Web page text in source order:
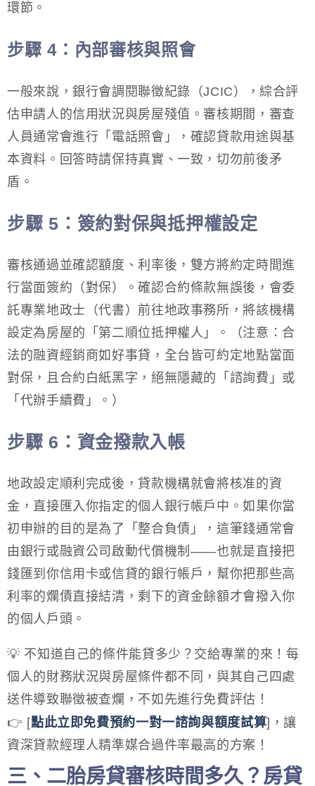
環節。
步驟 4：內部審核與照會
一般來說，銀行會調閱聯徵紀錄（JCIC），綜合評
估申請人的信用狀況與房屋殘值。審核期間，審查
人員通常會進行「電話照會」，確認貸款用途與基
本資料。回答時請保持真實、一致，切勿前後矛
盾。
步驟 5：簽約對保與抵押權設定
審核通過並確認額度、利率後，雙方將約定時間進
行當面簽約（對保）。確認合約條款無誤後，會委
託專業地政士（代書）前往地政事務所，將該機構
設定為房屋的「第二順位抵押權人」。（注意：合
法的融資經銷商如好事貸，全台皆可約定地點當面
對保，且合約白紙黑字，絕無隱藏的「諮詢費」或
「代辦手續費」。）
步驟 6：資金撥款入帳
地政設定順利完成後，貸款機構就會將核准的資
金，直接匯入你指定的個人銀行帳戶中。如果你當
初申辦的目的是為了「整合負債」，這筆錢通常會
由銀行或融資公司啟動代償機制——也就是直接把
錢匯到你信用卡或信貸的銀行帳戶，幫你把那些高
利率的爛債直接結清，剩下的資金餘額才會撥入你
的個人戶頭。
💡 不知道自己的條件能貸多少？交給專業的來！每
個人的財務狀況與房屋條件都不同，與其自己四處
送件導致聯徵被查爛，不如先進行免費評估！
👉 [點此立即免費預約一對一諮詢與額度試算]，讓
資深貸款經理人精準媒合過件率最高的方案！
三、二胎房貸審核時間多久？房貸